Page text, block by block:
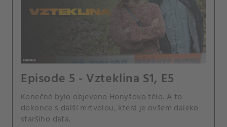
Episode 5 - Vzteklina S1, E5
Konečně bylo objeveno Honyšovo tělo. A to
dokonce s další mrtvolou, která je ovšem daleko
staršího data.